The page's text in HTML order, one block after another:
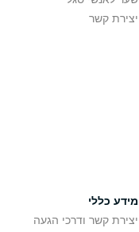
יצירת קשר
מידע כללי
יצירת קשר ודרכי הגעה